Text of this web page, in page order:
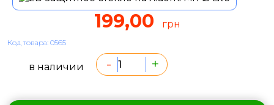
199,00 грн
Код товара: 0565
в наличии - +